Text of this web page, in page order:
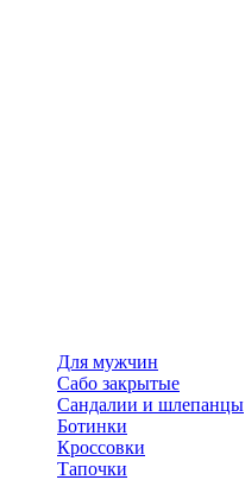
Для мужчин
Сабо закрытые
Сандалии и шлепанцы
Ботинки
Кроссовки
Тапочки